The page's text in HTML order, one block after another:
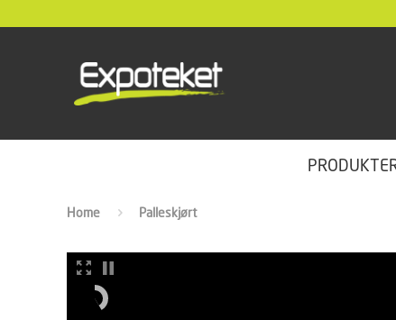
Home Palleskjørt